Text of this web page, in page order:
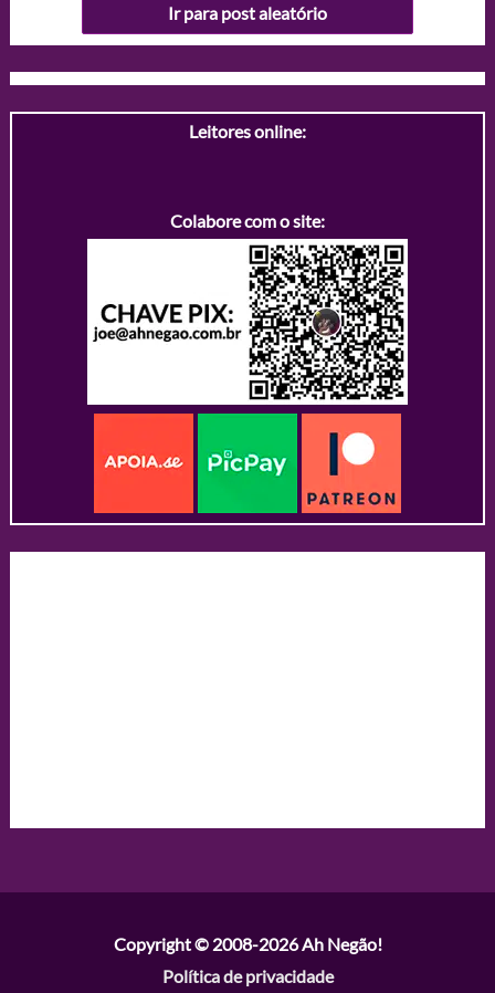
Ir para post aleatório
Leitores online:
Colabore com o site:
Copyright © 2008-2026Ah Negão!
Política de privacidade